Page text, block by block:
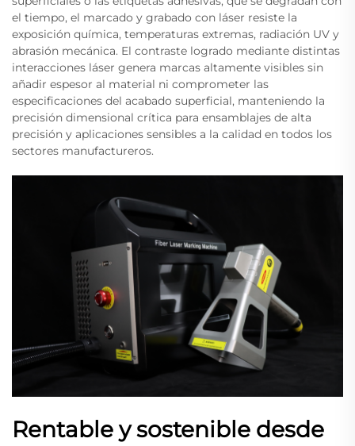
el tiempo, el marcado y grabado con láser resiste la
exposición química, temperaturas extremas, radiación UV y
abrasión mecánica. El contraste logrado mediante distintas
interacciones láser genera marcas altamente visibles sin
añadir espesor al material ni comprometer las
especificaciones del acabado superficial, manteniendo la
precisión dimensional crítica para ensamblajes de alta
precisión y aplicaciones sensibles a la calidad en todos los
sectores manufactureros.
Rentable y sostenible desde